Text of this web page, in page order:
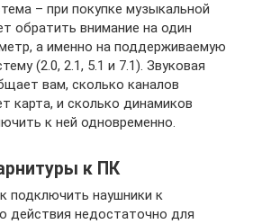
– при покупке музыкальной
обратить внимание на один
а именно на поддерживаемую
(2.0, 2.1, 5.1 и 7.1). Звуковая
вам, сколько каналов
карта, и сколько динамиков
к ней одновременно.
к ПК
подключить наушники к
действия недостаточно для